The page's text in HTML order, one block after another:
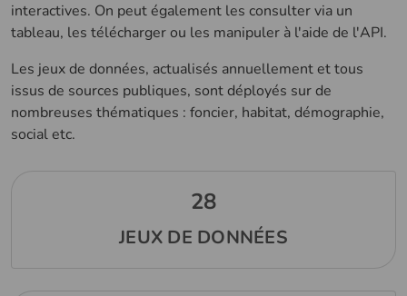
interactives. On peut également les consulter via un
tableau, les télécharger ou les manipuler à l'aide de l'API.
Les jeux de données, actualisés annuellement et tous
issus de sources publiques, sont déployés sur de
nombreuses thématiques : foncier, habitat, démographie,
social etc.
28
JEUX DE DONNÉES